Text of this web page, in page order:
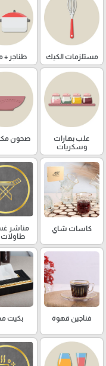
مستلزمات الكيك طناجر +
علب بهارات
وسكريات
صحون
كاسات شاي
مناشر
فناجين قهوة بكيت